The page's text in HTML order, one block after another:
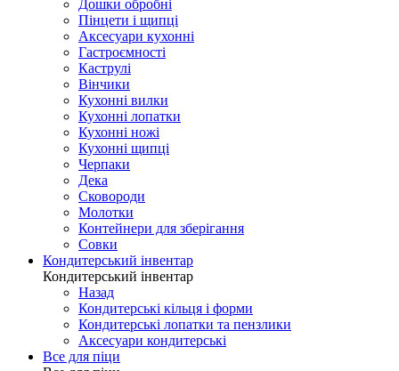
Дошки обробні
Пінцети і щипці
Аксесуари кухонні
Гастроємності
Каструлі
Вінчики
Кухонні вилки
Кухонні лопатки
Кухонні ножі
Кухонні щипці
Черпаки
Дека
Сковороди
Молотки
Контейнери для зберігання
Совки
Кондитерський інвентар
Кондитерський інвентар
Назад
Кондитерські кільця і форми
Кондитерські лопатки та пензлики
Аксесуари кондитерські
Все для піци